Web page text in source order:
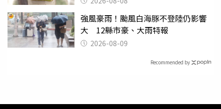
強風豪雨！颱風白海豚不登陸仍影響
大 12縣市豪、大雨特報
2026-08-09
Recommended by